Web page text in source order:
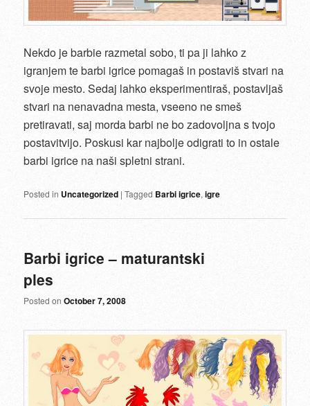
Nekdo je barbie razmetal sobo, ti pa ji lahko z
igranjem te barbi igrice pomagaš in postaviš stvari na
svoje mesto. Sedaj lahko eksperimentiraš, postavljaš
stvari na nenavadna mesta, vseeno ne smeš
pretiravati, saj morda barbi ne bo zadovoljna s tvojo
postavitvijo. Poskusi kar najbolje odigrati to in ostale
barbi igrice na naši spletni strani.
Posted in Uncategorized |Tagged Barbi igrice,igre
Barbi igrice – maturantski
ples
Posted onOctober 7, 2008